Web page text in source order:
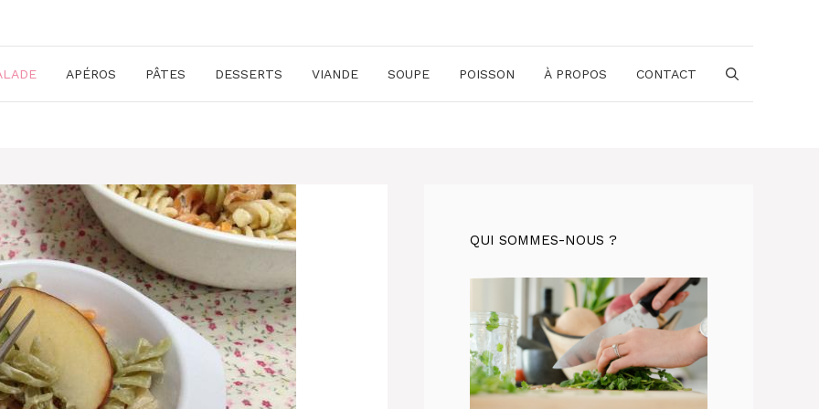
APÉROS PÂTES DESSERTS VIANDE SOUPE POISSON À PROPOS CONTACT
QUI SOMMES-NOUS ?